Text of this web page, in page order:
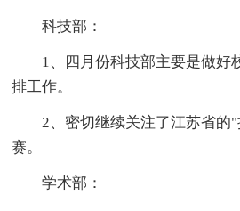
科技部：
1、四月份科技部主要是做好
排工作。
2、密切继续关注了江苏省的"
赛。
学术部：